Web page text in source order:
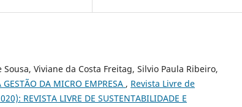
Viviane da Costa Freitag, Silvio Paula Ribeiro,
DA MICRO EMPRESA , Revista Livre de
REVISTA LIVRE DE SUSTENTABILIDADE E